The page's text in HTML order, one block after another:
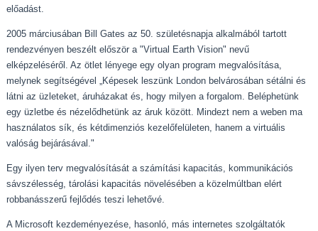
előadást.
2005 márciusában Bill Gates az 50. születésnapja alkalmából tartott
rendezvényen beszélt először a "Virtual Earth Vision" nevű
elképzeléséről. Az ötlet lényege egy olyan program megvalósítása,
melynek segítségével „Képesek leszünk London belvárosában sétálni és
látni az üzleteket, áruházakat és, hogy milyen a forgalom. Beléphetünk
egy üzletbe és nézelődhetünk az áruk között. Mindezt nem a weben ma
használatos sík, és kétdimenziós kezelőfelületen, hanem a virtuális
valóság bejárásával."
Egy ilyen terv megvalósítását a számítási kapacitás, kommunikációs
sávszélesség, tárolási kapacitás növelésében a közelmúltban elért
robbanásszerű fejlődés teszi lehetővé.
A Microsoft kezdeményezése, hasonló, más internetes szolgáltatók